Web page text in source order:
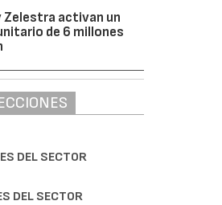
activan un
de 6 millones
DEL SECTOR
DEL SECTOR